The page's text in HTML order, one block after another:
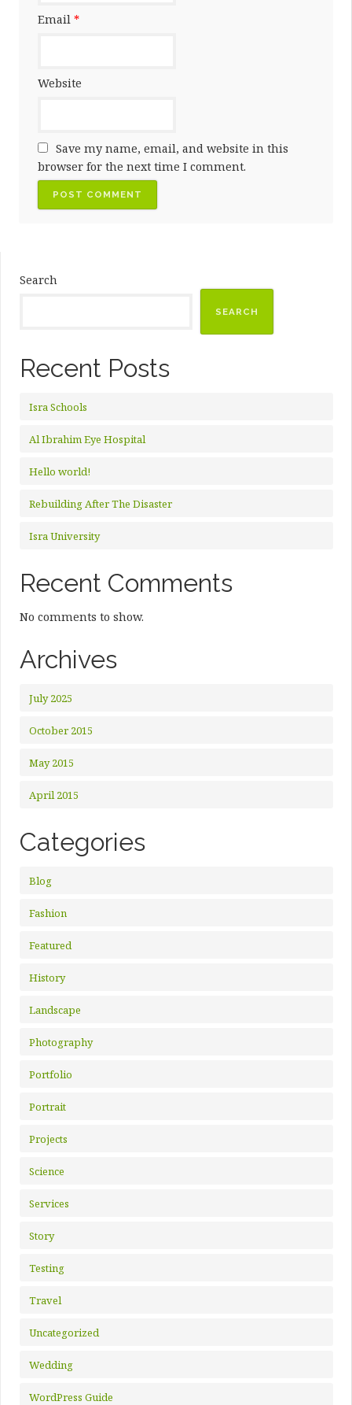
Email *
Website
Save my name, email, and website in this
browser for the next time I comment.
Search
SEARCH
Recent Posts
Isra Schools
Al Ibrahim Eye Hospital
Hello world!
Rebuilding After The Disaster
Isra University
Recent Comments
No comments to show.
Archives
July 2025
October 2015
May 2015
April 2015
Categories
Blog
Fashion
Featured
History
Landscape
Photography
Portfolio
Portrait
Projects
Science
Services
Story
Testing
Travel
Uncategorized
Wedding
WordPress Guide